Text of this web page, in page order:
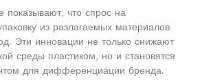
показывают, что спрос на
из разлагаемых материалов
Эти инновации не только снижают
среды пластиком, но и становятся
для дифференциации бренда.